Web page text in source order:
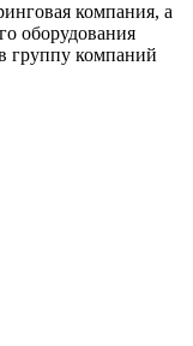
компания, а
оборудования
группу компаний